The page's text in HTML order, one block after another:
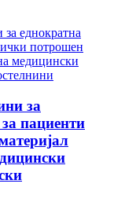
за
пациенти